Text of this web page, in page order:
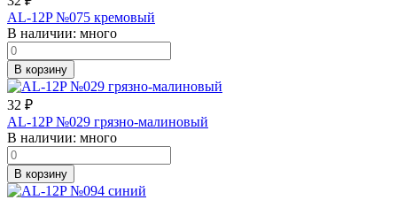
AL-12P №075 кремовый
В наличии: много
В корзину
32 ₽
AL-12P №029 грязно-малиновый
В наличии: много
В корзину